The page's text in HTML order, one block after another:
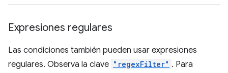
Expresiones regulares
Las condiciones también pueden usar expresiones
regulares. Observa la clave "regexFilter" . Para